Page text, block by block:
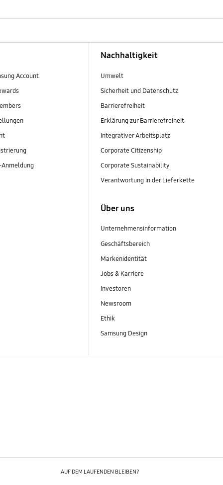
Account
Nachhaltigkeit
Umwelt
Sicherheit und Datenschutz
Barrierefreiheit
Erklärung zur Barrierefreiheit
Integrativer Arbeitsplatz
Corporate Citizenship
Corporate Sustainability
Verantwortung in der Lieferkette
Über uns
Unternehmensinformation
Geschäftsbereich
Markenidentität
Jobs & Karriere
Investoren
Newsroom
Ethik
Samsung Design
AUF DEM LAUFENDEN BLEIBEN?